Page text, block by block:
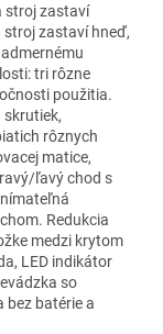
stroj zastaví
stroj zastaví hneď,
tri rôzne
použitia.
rôznych
matice,
ľavý chod s
Redukcia
medzi krytom
LED indikátor
so
bez batérie a